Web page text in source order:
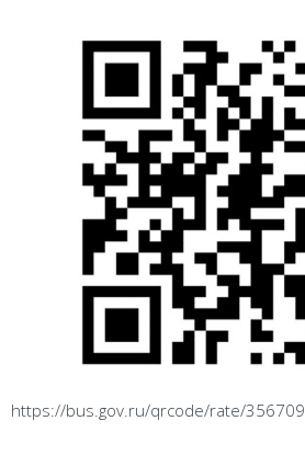
https://bus.gov.ru/qrcode/rate/356709